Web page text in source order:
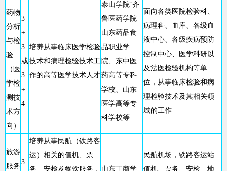
药物
分析
与检
验
（医
学检
测技
术方
向）
3
+
3
或
3
+
4
培养从事临床医学检验
技术和病理检验技术工
作的高等医学技术人才
泰山学院’齐
鲁医药学院
山东药品食
品职业学
院、东中医
药高等专科
学校、山东
医学高等专
科学校等
面向各类医院检验科、
病理科、血库、各级血
液中心、各级疾病预防
控制中心、医学科研以
及法医检验机构等单
位，从事临床检验和病
理检验技术及其相关领
域的工作
旅游
服务
3
培养从事民航（铁路客
运）相关的值机、票
务、安检及餐饮服务， 山东工商学
民航机场，铁路客运站
值机、票务、安检、地